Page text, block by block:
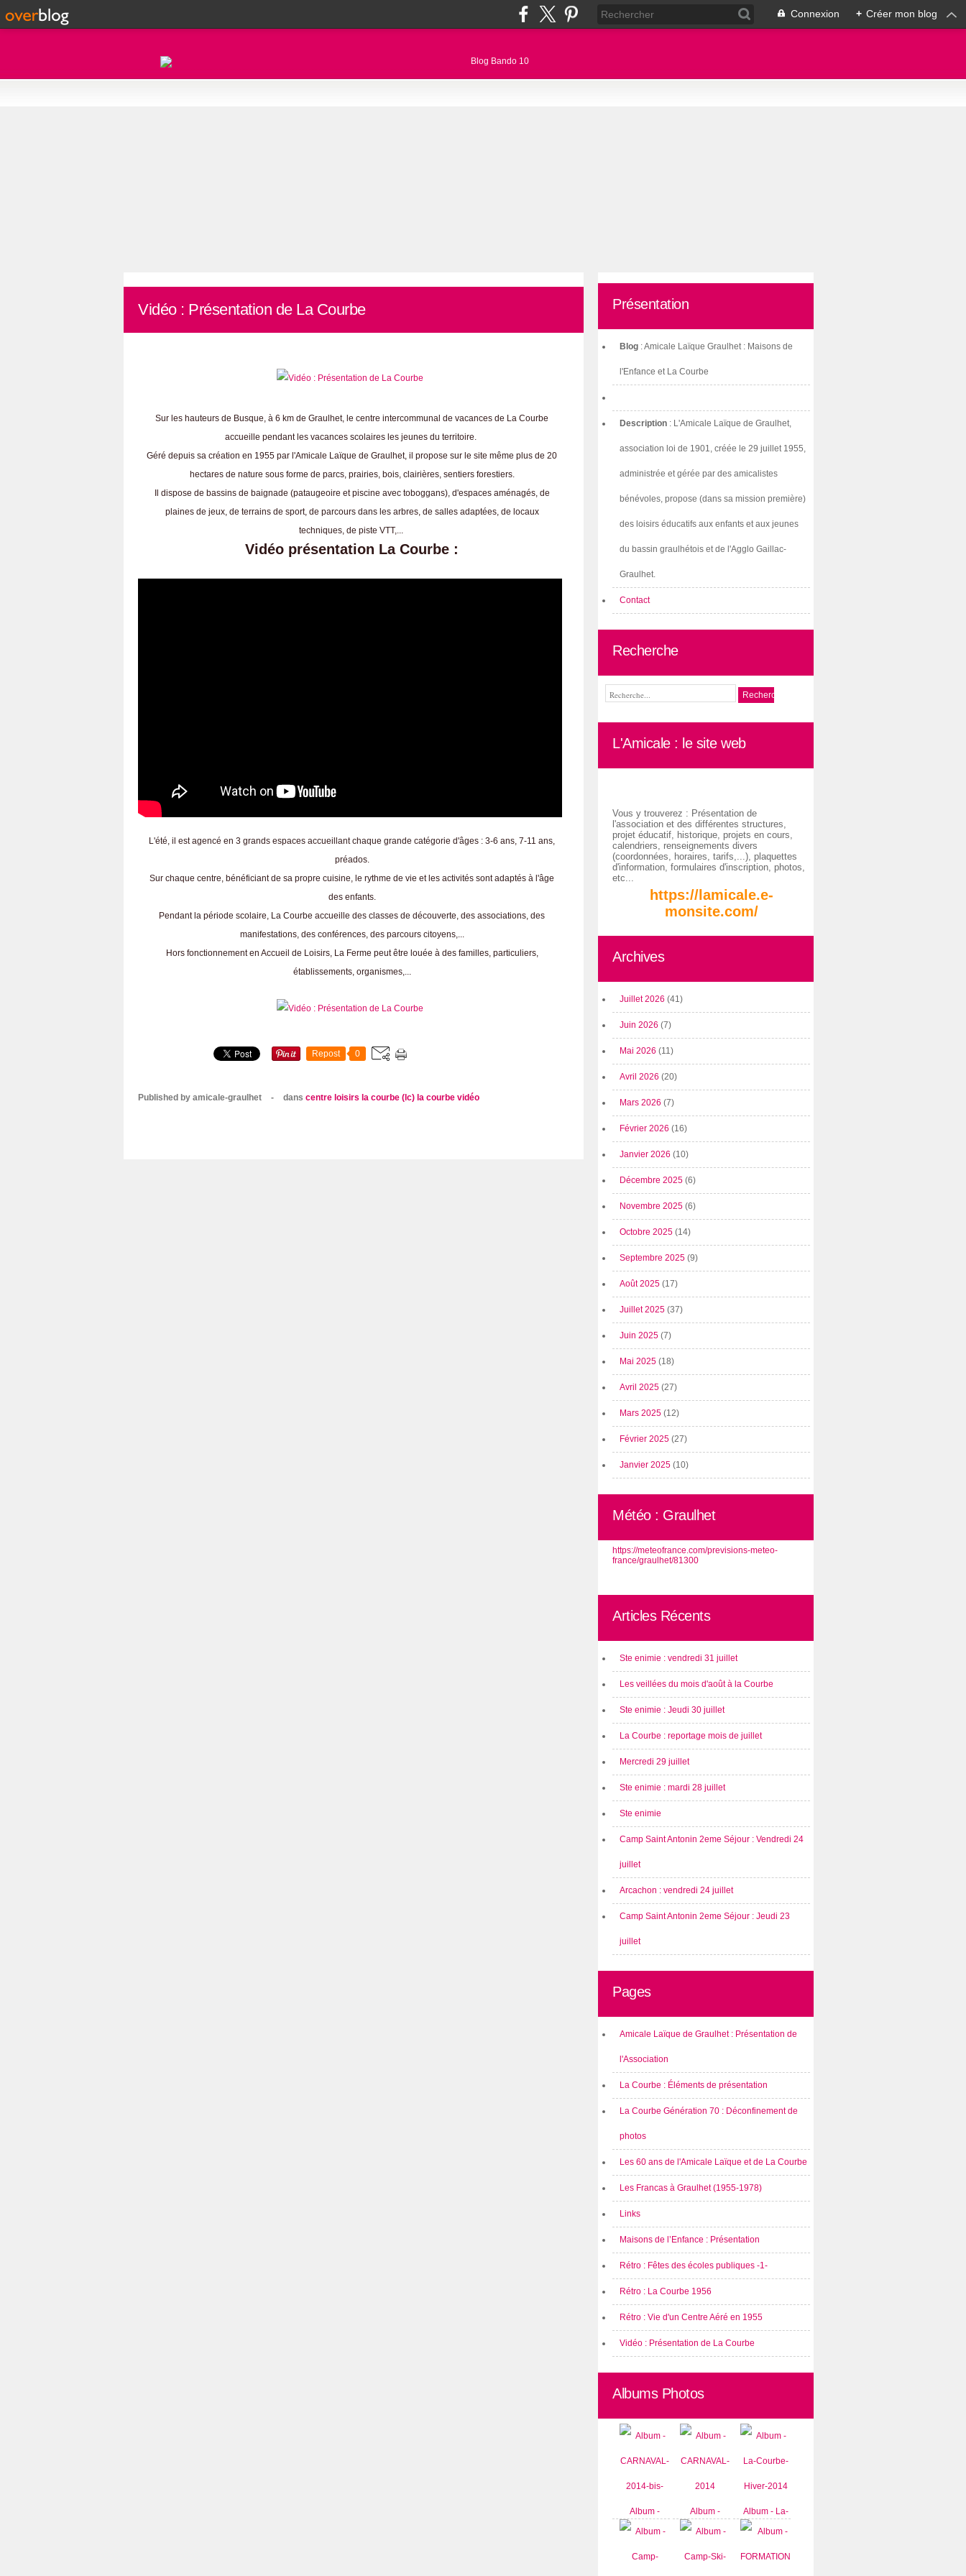
Connexion + Créer mon blog
Vidéo : Présentation de La Courbe
Sur les hauteurs de Busque, à 6 km de Graulhet, le centre intercommunal de vacances de La Courbe
accueille pendant les vacances scolaires les jeunes du territoire.
Géré depuis sa création en 1955 par l'Amicale Laïque de Graulhet, il propose sur le site même plus de 20
hectares de nature sous forme de parcs, prairies, bois, clairières, sentiers forestiers.
Il dispose de bassins de baignade (pataugeoire et piscine avec toboggans), d'espaces aménagés, de
plaines de jeux, de terrains de sport, de parcours dans les arbres, de salles adaptées, de locaux
techniques, de piste VTT,...
Vidéo présentation La Courbe :
L'été, il est agencé en 3 grands espaces accueillant chaque grande catégorie d'âges : 3-6 ans, 7-11 ans,
préados.
Sur chaque centre, bénéficiant de sa propre cuisine, le rythme de vie et les activités sont adaptés à l'âge
des enfants.
Pendant la période scolaire, La Courbe accueille des classes de découverte, des associations, des
manifestations, des conférences, des parcours citoyens,...
Hors fonctionnement en Accueil de Loisirs, La Ferme peut être louée à des familles, particuliers,
établissements, organismes,...
Repost 0
Published by amicale-graulhet - dans centre loisirs la courbe (lc) la courbe vidéo
Présentation
Blog : Amicale Laïque Graulhet : Maisons de
l'Enfance et La Courbe
Description : L'Amicale Laïque de Graulhet,
association loi de 1901, créée le 29 juillet 1955,
administrée et gérée par des amicalistes
bénévoles, propose (dans sa mission première)
des loisirs éducatifs aux enfants et aux jeunes
du bassin graulhétois et de l'Agglo Gaillac-
Graulhet.
Contact
Recherche
L'Amicale : le site web
Vous y trouverez : Présentation de
l'association et des différentes structures,
projet éducatif, historique, projets en cours,
calendriers, renseignements divers
(coordonnées, horaires, tarifs,...), plaquettes
d'information, formulaires d'inscription, photos,
etc...
https://lamicale.e-
monsite.com/
Archives
Juillet 2026 (41)
Juin 2026 (7)
Mai 2026 (11)
Avril 2026 (20)
Mars 2026 (7)
Février 2026 (16)
Janvier 2026 (10)
Décembre 2025 (6)
Novembre 2025 (6)
Octobre 2025 (14)
Septembre 2025 (9)
Août 2025 (17)
Juillet 2025 (37)
Juin 2025 (7)
Mai 2025 (18)
Avril 2025 (27)
Mars 2025 (12)
Février 2025 (27)
Janvier 2025 (10)
Météo : Graulhet
https://meteofrance.com/previsions-meteo-
france/graulhet/81300
Articles Récents
Ste enimie : vendredi 31 juillet
Les veillées du mois d'août à la Courbe
Ste enimie : Jeudi 30 juillet
La Courbe : reportage mois de juillet
Mercredi 29 juillet
Ste enimie : mardi 28 juillet
Ste enimie
Camp Saint Antonin 2eme Séjour : Vendredi 24
juillet
Arcachon : vendredi 24 juillet
Camp Saint Antonin 2eme Séjour : Jeudi 23
juillet
Pages
Amicale Laïque de Graulhet : Présentation de
l'Association
La Courbe : Éléments de présentation
La Courbe Génération 70 : Déconfinement de
photos
Les 60 ans de l'Amicale Laïque et de La Courbe
Les Francas à Graulhet (1955-1978)
Links
Maisons de l’Enfance : Présentation
Rétro : Fêtes des écoles publiques -1-
Rétro : La Courbe 1956
Rétro : Vie d'un Centre Aéré en 1955
Vidéo : Présentation de La Courbe
Albums Photos
Album -
CARNAVAL-
2014-bis-
Album -
CARNAVAL-
2014
Album - La-
Courbe-
Hiver-2014